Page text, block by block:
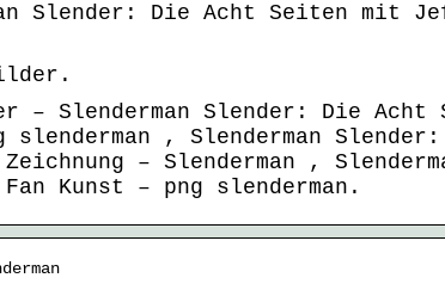
Slender: Die Acht Seiten mit
– Slenderman Slender: Die Acht
, Slenderman
– Slenderman ,
Kunst – png slenderman.